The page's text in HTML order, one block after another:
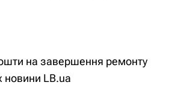
на завершення ремонту
новини LB.ua